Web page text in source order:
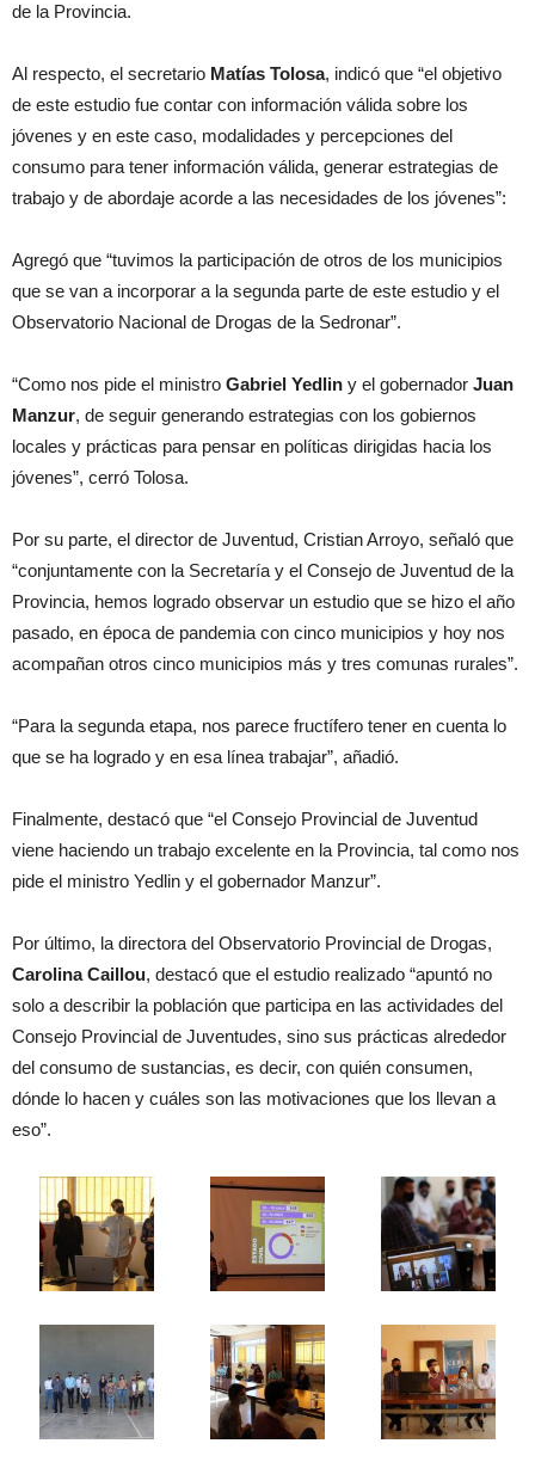
de la Provincia.
Al respecto, el secretario Matías Tolosa, indicó que “el objetivo
de este estudio fue contar con información válida sobre los
jóvenes y en este caso, modalidades y percepciones del
consumo para tener información válida, generar estrategias de
trabajo y de abordaje acorde a las necesidades de los jóvenes”:
Agregó que “tuvimos la participación de otros de los municipios
que se van a incorporar a la segunda parte de este estudio y el
Observatorio Nacional de Drogas de la Sedronar”.
“Como nos pide el ministro Gabriel Yedlin y el gobernador Juan
Manzur, de seguir generando estrategias con los gobiernos
locales y prácticas para pensar en políticas dirigidas hacia los
jóvenes”, cerró Tolosa.
Por su parte, el director de Juventud, Cristian Arroyo, señaló que
“conjuntamente con la Secretaría y el Consejo de Juventud de la
Provincia, hemos logrado observar un estudio que se hizo el año
pasado, en época de pandemia con cinco municipios y hoy nos
acompañan otros cinco municipios más y tres comunas rurales”.
“Para la segunda etapa, nos parece fructífero tener en cuenta lo
que se ha logrado y en esa línea trabajar”, añadió.
Finalmente, destacó que “el Consejo Provincial de Juventud
viene haciendo un trabajo excelente en la Provincia, tal como nos
pide el ministro Yedlin y el gobernador Manzur”.
Por último, la directora del Observatorio Provincial de Drogas,
Carolina Caillou, destacó que el estudio realizado “apuntó no
solo a describir la población que participa en las actividades del
Consejo Provincial de Juventudes, sino sus prácticas alrededor
del consumo de sustancias, es decir, con quién consumen,
dónde lo hacen y cuáles son las motivaciones que los llevan a
eso”.